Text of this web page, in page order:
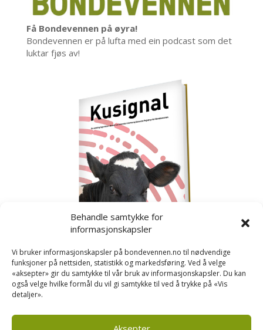
Behandle samtykke for
informasjonskapsler
Vi bruker informasjonskapsler på bondevennen.no til nødvendige
funksjoner på nettsiden, statistikk og markedsføring. Ved å velge
«aksepter» gir du samtykke til vår bruk av informasjonskapsler. Du kan
også velge hvilke formål du vil gi samtykke til ved å trykke på «Vis
detaljer».
Få Bondevennen på øyra!
Bondevennen er på lufta med ein podcast som det
luktar fjøs av!
Kusignal